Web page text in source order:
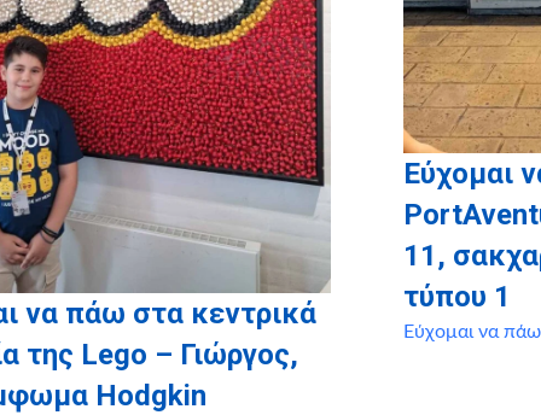
να πάω στα κεντρικά
της Lego – Γιώργος,
Hodgkin
Εύχομαι
11,
τύπου 1
Εύχομαι να πάω